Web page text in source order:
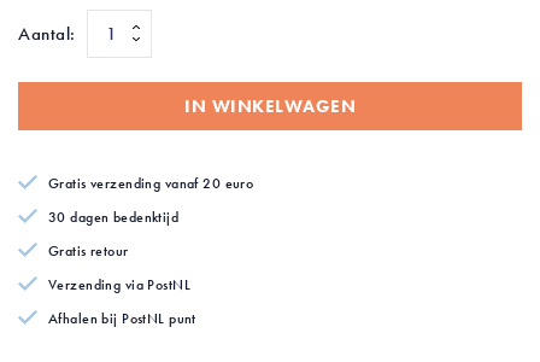
afbeeldingen-
gallerij
Aantal:
IN WINKELWAGEN
Gratis verzending vanaf 20 euro
30 dagen bedenktijd
Gratis retour
Verzending via PostNL
Afhalen bij PostNL punt